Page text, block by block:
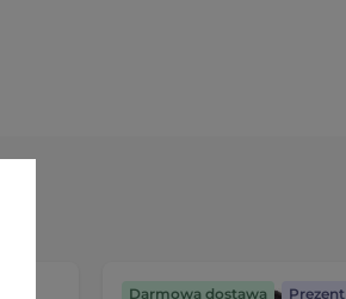
Darmowa dostawa
Prezent